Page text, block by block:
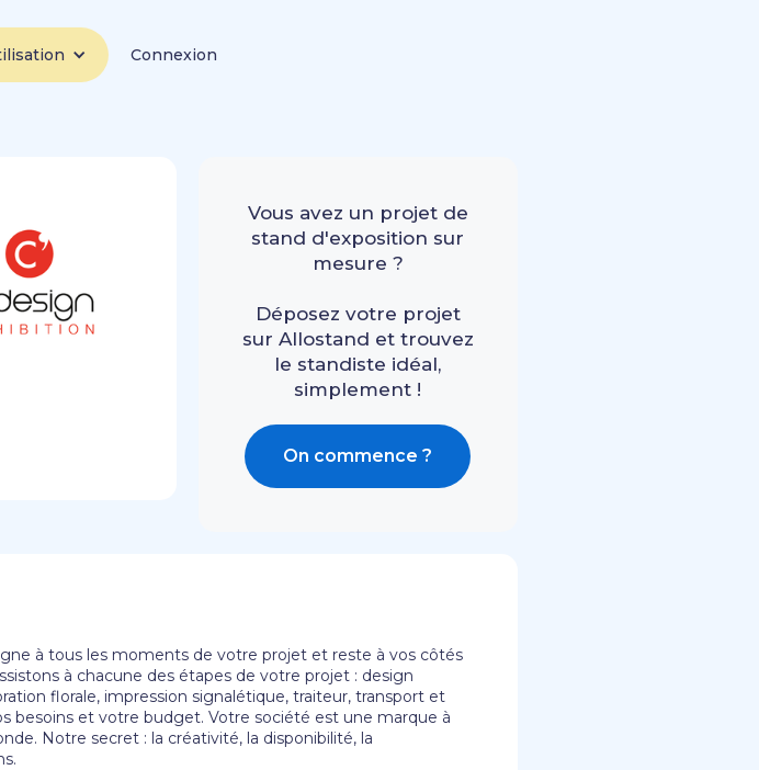
Connexion
Vous avez un projet de
stand d'exposition sur
mesure ?
Déposez votre projet
sur Allostand et trouvez
le standiste idéal,
simplement !
On commence ?
à tous les moments de votre projet et reste à vos côtés
à chacune des étapes de votre projet : design
florale, impression signalétique, traiteur, transport et
besoins et votre budget. Votre société est une marque à
Notre secret : la créativité, la disponibilité, la